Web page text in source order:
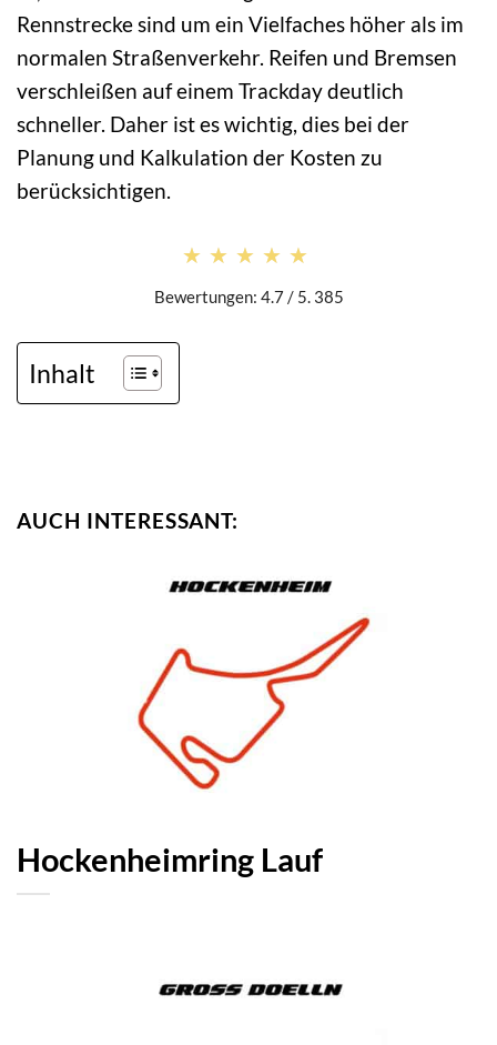
Rennstrecke sind um ein Vielfaches höher als im
normalen Straßenverkehr. Reifen und Bremsen
verschleißen auf einem Trackday deutlich
schneller. Daher ist es wichtig, dies bei der
Planung und Kalkulation der Kosten zu
berücksichtigen.
★★★★★
★★★★★
Bewertungen: 4.7 / 5. 385
Inhalt
AUCH INTERESSANT:
Hockenheimring Lauf